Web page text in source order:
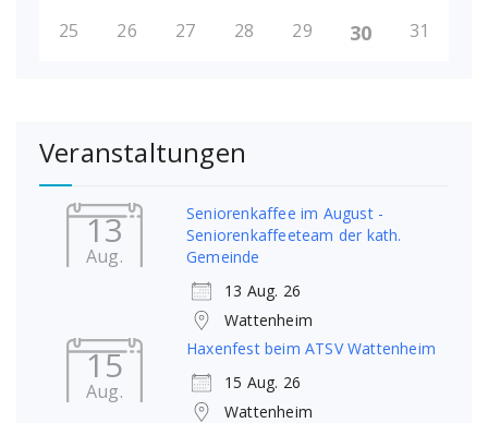
25 26 27 28 29 30 31
Veranstaltungen
13
Aug.
Seniorenkaffee im August -
Seniorenkaffeeteam der kath.
Gemeinde
13 Aug. 26
Wattenheim
15
Aug.
Haxenfest beim ATSV Wattenheim
15 Aug. 26
Wattenheim